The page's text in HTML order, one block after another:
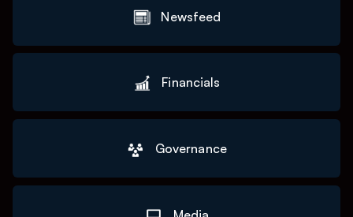
Newsfeed
Financials
Governance